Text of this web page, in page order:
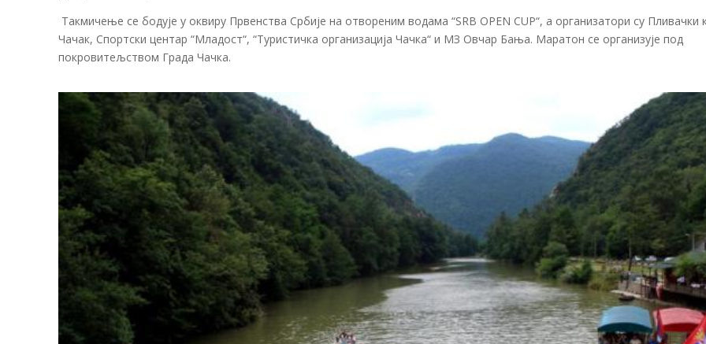
Такмичење се бодује у оквиру Првенства Србије на отвореним водама “SRB OPEN CUP“, а организатори су Пливачки
Чачак, Спортски центар “Младост“, “Туристичка организација Чачка“ и МЗ Овчар Бања. Маратон се организује под
покровитељством Града Чачка.